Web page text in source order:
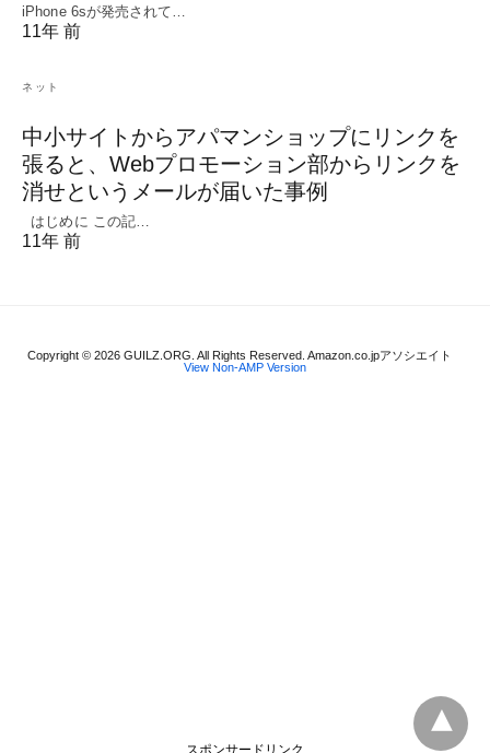
iPhone 6sが発売されて…
11年 前
ネット
中小サイトからアパマンショップにリンクを
張ると、Webプロモーション部からリンクを
消せというメールが届いた事例
はじめに この記…
11年 前
Copyright © 2026 GUILZ.ORG. All Rights Reserved. Amazon.co.jpアソシエイト
View Non-AMP Version
スポンサードリンク